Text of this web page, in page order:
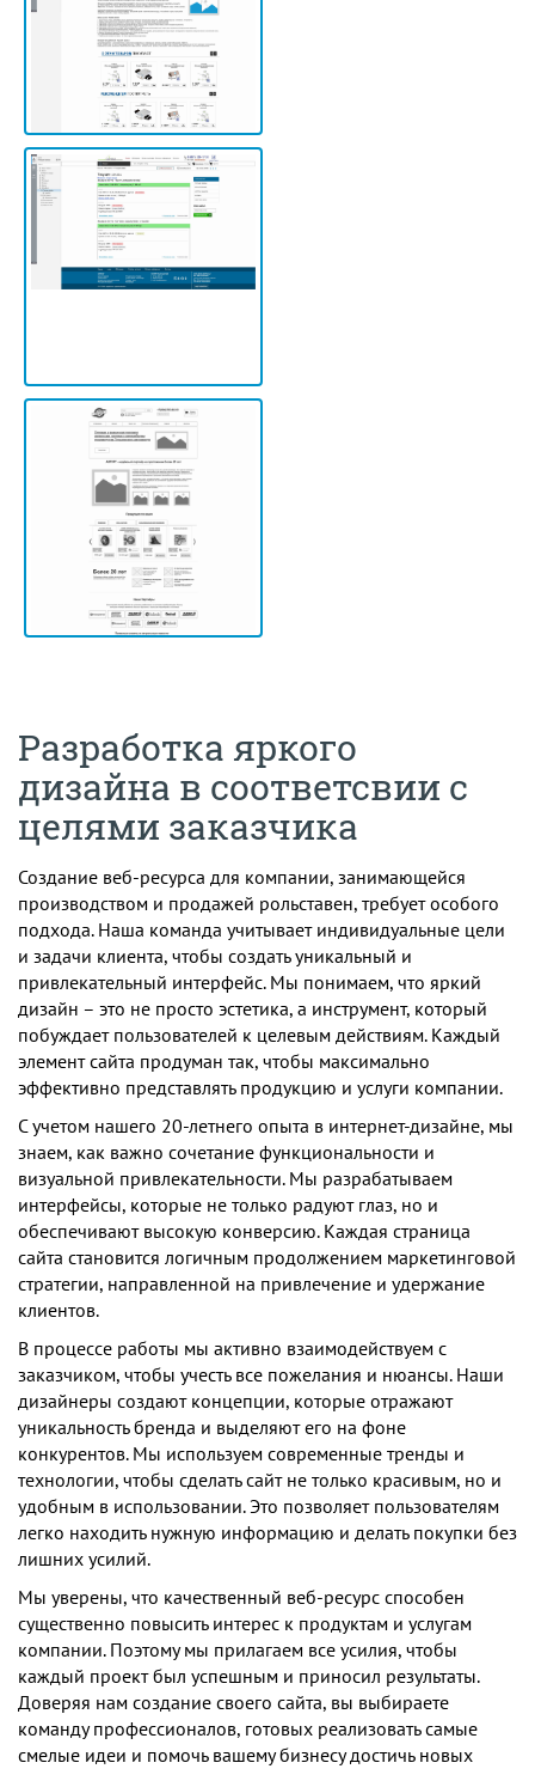
Разработка яркого
дизайна в соответсвии с
целями заказчика
Создание веб-ресурса для компании, занимающейся
производством и продажей рольставен, требует особого
подхода. Наша команда учитывает индивидуальные цели
и задачи клиента, чтобы создать уникальный и
привлекательный интерфейс. Мы понимаем, что яркий
дизайн – это не просто эстетика, а инструмент, который
побуждает пользователей к целевым действиям. Каждый
элемент сайта продуман так, чтобы максимально
эффективно представлять продукцию и услуги компании.
С учетом нашего 20-летнего опыта в интернет-дизайне, мы
знаем, как важно сочетание функциональности и
визуальной привлекательности. Мы разрабатываем
интерфейсы, которые не только радуют глаз, но и
обеспечивают высокую конверсию. Каждая страница
сайта становится логичным продолжением маркетинговой
стратегии, направленной на привлечение и удержание
клиентов.
В процессе работы мы активно взаимодействуем с
заказчиком, чтобы учесть все пожелания и нюансы. Наши
дизайнеры создают концепции, которые отражают
уникальность бренда и выделяют его на фоне
конкурентов. Мы используем современные тренды и
технологии, чтобы сделать сайт не только красивым, но и
удобным в использовании. Это позволяет пользователям
легко находить нужную информацию и делать покупки без
лишних усилий.
Мы уверены, что качественный веб-ресурс способен
существенно повысить интерес к продуктам и услугам
компании. Поэтому мы прилагаем все усилия, чтобы
каждый проект был успешным и приносил результаты.
Доверяя нам создание своего сайта, вы выбираете
команду профессионалов, готовых реализовать самые
смелые идеи и помочь вашему бизнесу достичь новых